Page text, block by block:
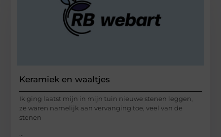
Keramiek en waaltjes
Ik ging laatst mijn in mijn tuin nieuwe stenen leggen,
ze waren namelijk aan vervanging toe, veel van de
stenen
...